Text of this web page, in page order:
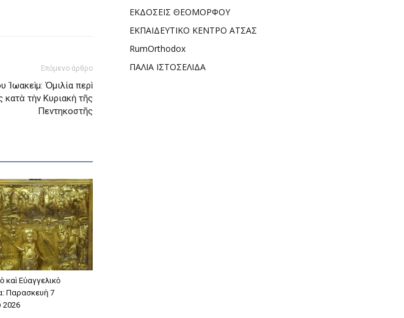
Επόμενο άρθρο
Ἰωακεὶμ: Ὁμιλία περὶ
τὴν Κυριακὴ τῆς
Πεντηκοστῆς
καὶ Εὐαγγελικὸ
Παρασκευὴ 7
2026
ΕΚΔΟΣΕΙΣ ΘΕΟΜΟΡΦΟΥ
ΕΚΠΑΙΔΕΥΤΙΚΟ ΚΕΝΤΡΟ ΑΤΣΑΣ
RumOrthodox
ΠΑΛΙΑ ΙΣΤΟΣΕΛΙΔΑ